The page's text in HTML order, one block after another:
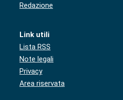
Redazione
Link utili
Lista RSS
Note legali
Privacy
Area riservata